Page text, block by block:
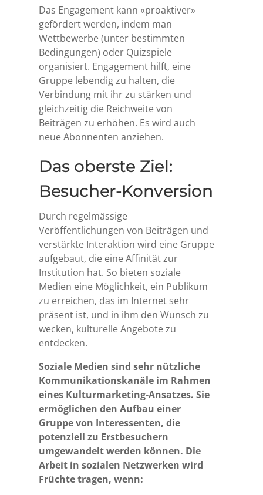
Das Engagement kann «proaktiver»
gefördert werden, indem man
Wettbewerbe (unter bestimmten
Bedingungen) oder Quizspiele
organisiert. Engagement hilft, eine
Gruppe lebendig zu halten, die
Verbindung mit ihr zu stärken und
gleichzeitig die Reichweite von
Beiträgen zu erhöhen. Es wird auch
neue Abonnenten anziehen.
Das oberste Ziel:
Besucher-Konversion
Durch regelmässige
Veröffentlichungen von Beiträgen und
verstärkte Interaktion wird eine Gruppe
aufgebaut, die eine Affinität zur
Institution hat. So bieten soziale
Medien eine Möglichkeit, ein Publikum
zu erreichen, das im Internet sehr
präsent ist, und in ihm den Wunsch zu
wecken, kulturelle Angebote zu
entdecken.
Soziale Medien sind sehr nützliche
Kommunikationskanäle im Rahmen
eines Kulturmarketing-Ansatzes. Sie
ermöglichen den Aufbau einer
Gruppe von Interessenten, die
potenziell zu Erstbesuchern
umgewandelt werden können. Die
Arbeit in sozialen Netzwerken wird
Früchte tragen, wenn: